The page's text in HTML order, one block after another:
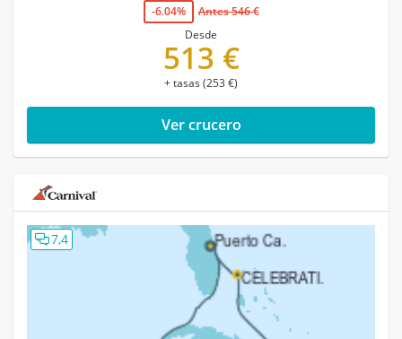
-6.04%
Antes 546 €
Desde
513 €
+ tasas (253 €)
Ver crucero
7,4